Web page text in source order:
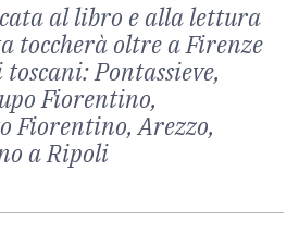
al libro e alla lettura
toccherà oltre a Firenze
Pontassieve,
Fiorentino,
Fiorentino, Arezzo,
a Ripoli